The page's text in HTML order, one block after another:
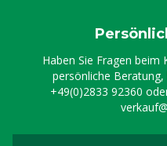
Haben Sie Fragen beim
persönliche
+49(0)2833 92360